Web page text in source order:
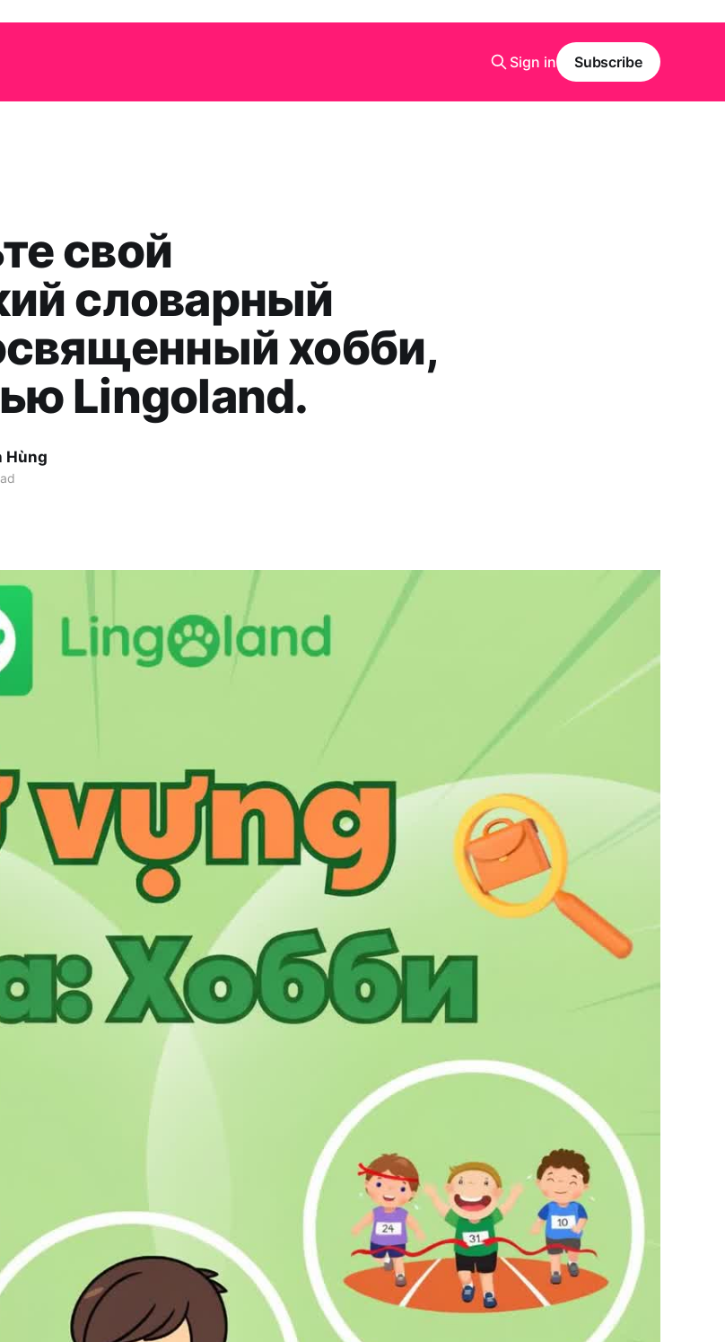
Sign in Subscribe
свой
словарный
хобби,
Lingoland.
Hùng